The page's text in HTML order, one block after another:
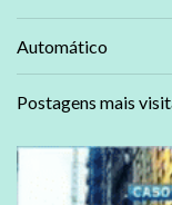
Automático
Postagens mais